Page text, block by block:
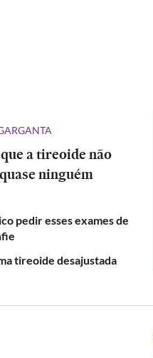
a tireoide não
ninguém
pedir esses exames de
tireoide desajustada